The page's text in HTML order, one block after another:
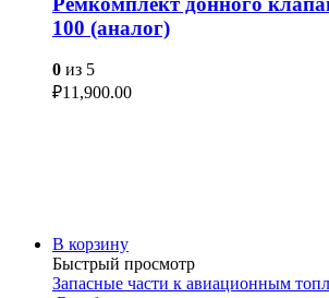
100 (аналог)
0 из 5
₽11,900.00
В корзину
Быстрый просмотр
Запасные части к авиационным